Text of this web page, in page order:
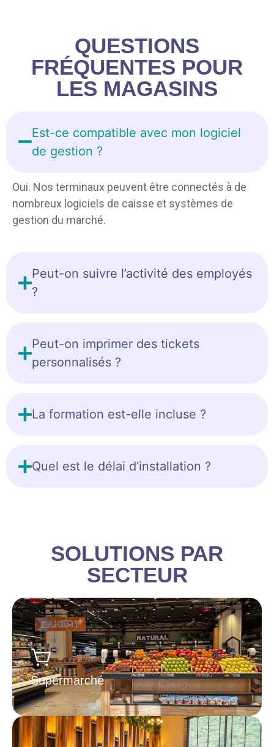
QUESTIONS
FRÉQUENTES POUR
LES MAGASINS
Est-ce compatible avec mon logiciel
de gestion ?
Oui. Nos terminaux peuvent être connectés à de
nombreux logiciels de caisse et systèmes de
gestion du marché.
Peut-on suivre l’activité des employés
?
Peut-on imprimer des tickets
personnalisés ?
La formation est-elle incluse ?
Quel est le délai d’installation ?
SOLUTIONS PAR
SECTEUR
Supermarché